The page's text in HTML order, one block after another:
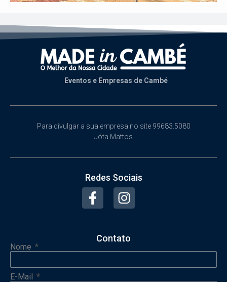
Eventos e Empresas de Cambé
Para divulgar a sua empresa no site 99683.5080
Jóta Mattos
Redes Sociais
Contato
Nome
E-Mail